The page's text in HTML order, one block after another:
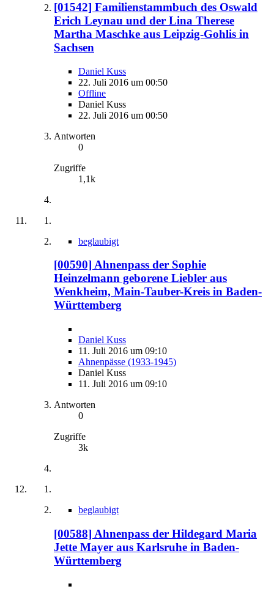
[01542] Familienstammbuch des Oswald
Erich Leynau und der Lina Therese
Martha Maschke aus Leipzig-Gohlis in
Sachsen
Daniel Kuss
22. Juli 2016 um 00:50
Offline
Daniel Kuss
22. Juli 2016 um 00:50
Antworten
0
Zugriffe
1,1k
beglaubigt
[00590] Ahnenpass der Sophie
Heinzelmann geborene Liebler aus
Wenkheim, Main-Tauber-Kreis in Baden-
Württemberg
Daniel Kuss
11. Juli 2016 um 09:10
Ahnenpässe (1933-1945)
Daniel Kuss
11. Juli 2016 um 09:10
Antworten
0
Zugriffe
3k
beglaubigt
[00588] Ahnenpass der Hildegard Maria
Jette Mayer aus Karlsruhe in Baden-
Württemberg